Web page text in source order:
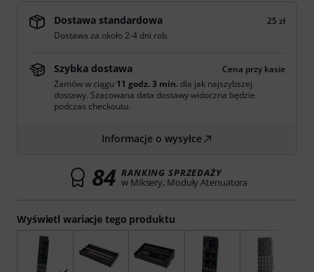
Wyświetl wariacje tego produktu
Dostawa standardowa
25 zł
Dostawa za około 2-4 dni rob.
Szybka dostawa
Cena przy kasie
Zamów w ciągu 11 godz. 3 min. dla jak najszybszej
dostawy. Szacowana data dostawy widoczna będzie
podczas checkoutu.
Informacje o wysyłce
84 RANKING SPRZEDAŻY
w Miksery, Moduły Atenuatora